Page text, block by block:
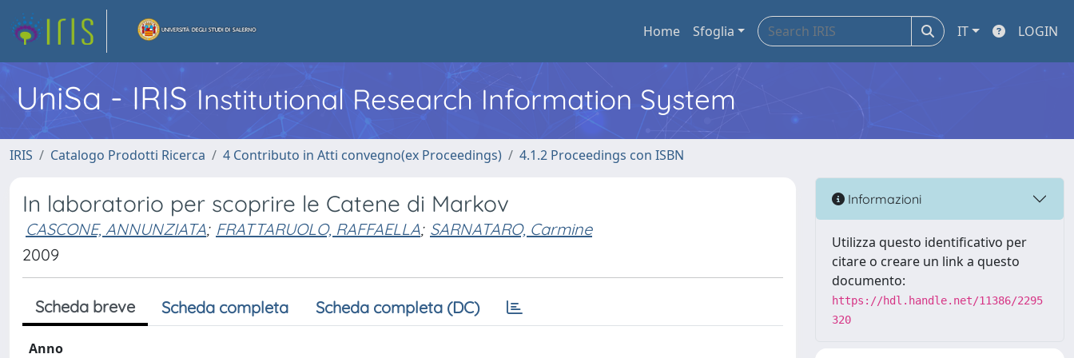
Home Sfoglia IT LOGIN
UniSa - IRIS Institutional Research Information System
IRIS Catalogo Prodotti Ricerca 4 Contributo in Atti convegno(ex Proceedings) 4.1.2 Proceedings con ISBN
In laboratorio per scoprire le Catene di Markov
CASCONE, ANNUNZIATA; FRATTARUOLO, RAFFAELLA; SARNATARO, Carmine
2009
Scheda breve Scheda completa Scheda completa (DC)
Anno
Informazioni
Utilizza questo identificativo per
citare o creare un link a questo
documento:
https://hdl.handle.net/11386/2295
320